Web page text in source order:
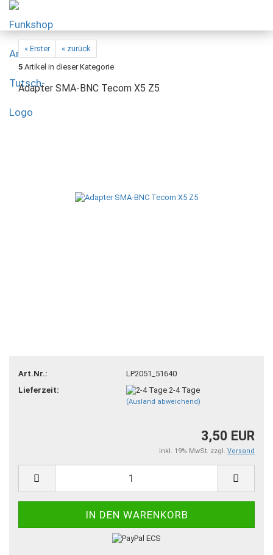
« Erster
« zurück
5 Artikel in dieser Kategorie
Adapter SMA-BNC Tecom X5 Z5
Art.Nr.:
LP2051_51640
Lieferzeit:
2-4 Tage
(Ausland abweichend)
3,50 EUR
inkl. 19% MwSt. zzgl. Versand